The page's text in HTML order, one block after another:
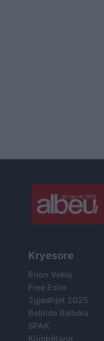
Kryesore
Erion Veliaj
Free Esim
Zgjedhjet 2025
Belinda Balluku
SPAK
Kombëtarja